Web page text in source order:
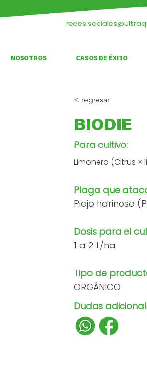
NOSOTROS CASOS DE ÉXITO
< regresar
BIODIE
Para cultivo:
Limonero (Citrus ×
Plaga que
Piojo harinoso
Dosis para el
1 a 2 L/ha
Tipo de
ORGÁNICO
Dudas